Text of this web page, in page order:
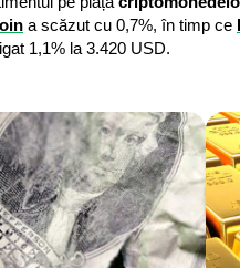
a scăzut cu 0,7%, în timp ce
1,1% la 3.420 USD.